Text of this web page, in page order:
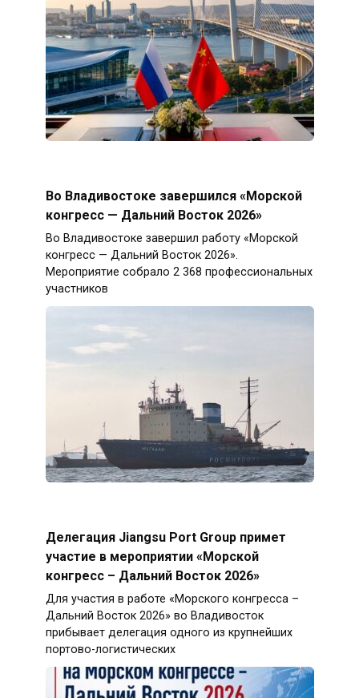
Во Владивостоке завершился «Морской
конгресс — Дальний Восток 2026»
Во Владивостоке завершил работу «Морской
конгресс — Дальний Восток 2026».
Мероприятие собрало 2 368 профессиональных
участников
Делегация Jiangsu Port Group примет
участие в мероприятии «Морской
конгресс – Дальний Восток 2026»
Для участия в работе «Морского конгресса –
Дальний Восток 2026» во Владивосток
прибывает делегация одного из крупнейших
портово-логистических